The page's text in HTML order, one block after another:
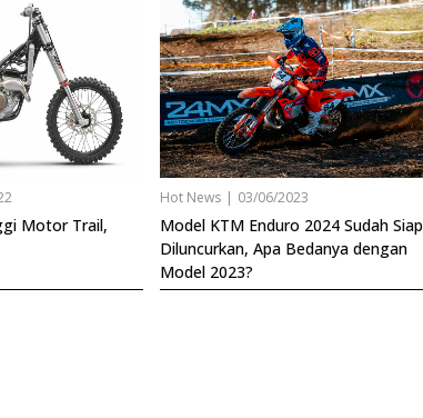
Motor Trail,
Hot News | 03/06/2023
Model KTM Enduro 2024 Sudah Siap
Diluncurkan, Apa Bedanya dengan
Model 2023?